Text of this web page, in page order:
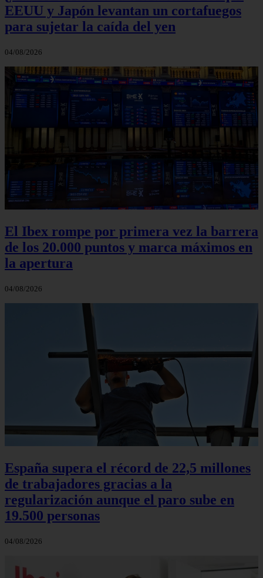
EEUU y Japón levantan un cortafuegos
para sujetar la caída del yen
04/08/2026
El Ibex rompe por primera vez la barrera
de los 20.000 puntos y marca máximos en
la apertura
04/08/2026
España supera el récord de 22,5 millones
de trabajadores gracias a la
regularización aunque el paro sube en
19.500 personas
04/08/2026